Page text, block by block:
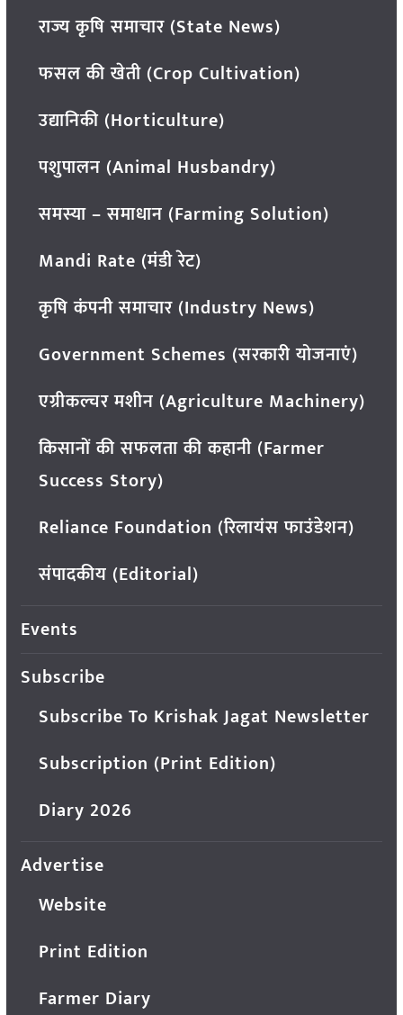
राज्य कृषि समाचार (State News)
फसल की खेती (Crop Cultivation)
उद्यानिकी (Horticulture)
पशुपालन (Animal Husbandry)
समस्या – समाधान (Farming Solution)
Mandi Rate (मंडी रेट)
कृषि कंपनी समाचार (Industry News)
Government Schemes (सरकारी योजनाएं)
एग्रीकल्चर मशीन (Agriculture Machinery)
किसानों की सफलता की कहानी (Farmer
Success Story)
Reliance Foundation (रिलायंस फाउंडेशन)
संपादकीय (Editorial)
Events
Subscribe
Subscribe To Krishak Jagat Newsletter
Subscription (Print Edition)
Diary 2026
Advertise
Website
Print Edition
Farmer Diary